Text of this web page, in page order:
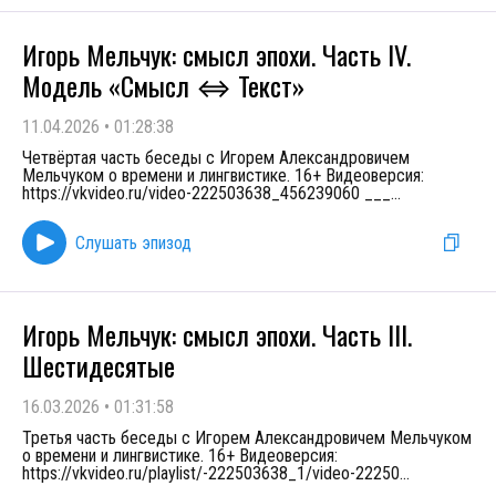
Игорь Мельчук: смысл эпохи. Часть IV.
Модель «Смысл ⇔ Текст»
11.04.2026 • 01:28:38
Четвёртая часть беседы с Игорем Александровичем
Мельчуком о времени и лингвистике. 16+ Видеоверсия:
https://vkvideo.ru/video-222503638_456239060 ___ ...
Слушать эпизод
Игорь Мельчук: смысл эпохи. Часть III.
Шестидесятые
16.03.2026 • 01:31:58
Третья часть беседы с Игорем Александровичем Мельчуком
о времени и лингвистике. 16+ Видеоверсия:
https://vkvideo.ru/playlist/-222503638_1/video-22250...